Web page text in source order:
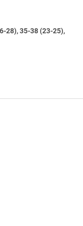
28), 35-38 (23-25),